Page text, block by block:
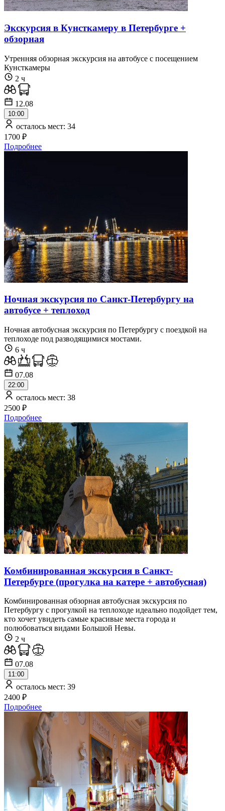
Экскурсия в Кунсткамеру в Петербурге +
обзорная
Утренняя обзорная экскурсия на автобусе с посещением
Кунсткамеры
2 ч
12.08
10:00
осталось мест: 34
1700 ₽
Подробнее
Ночная экскурсия по Санкт-Петербургу на
автобусе + теплоход
Ночная автобусная экскурсия по Петербургу с поездкой на
теплоходе под разводящимися мостами.
6 ч
07.08
22:00
осталось мест: 38
2500 ₽
Подробнее
Комбинированная экскурсия в Санкт-
Петербурге (прогулка на катере + автобусная)
Комбинированная обзорная автобусная экскурсия по
Петербургу с прогулкой на теплоходе идеально подойдет тем,
кто хочет увидеть самые красивые места города и
полюбоваться видами Большой Невы.
2 ч
07.08
11:00
осталось мест: 39
2400 ₽
Подробнее